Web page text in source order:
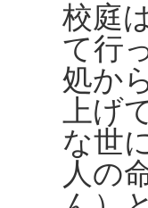
校庭
て行
処か
上げ
な世
人の